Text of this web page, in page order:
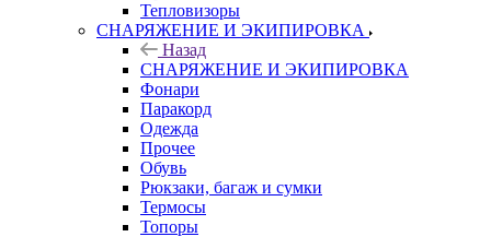
Тепловизоры
СНАРЯЖЕНИЕ И ЭКИПИРОВКА
Назад
СНАРЯЖЕНИЕ И ЭКИПИРОВКА
Фонари
Паракорд
Одежда
Прочее
Обувь
Рюкзаки, багаж и сумки
Термосы
Топоры